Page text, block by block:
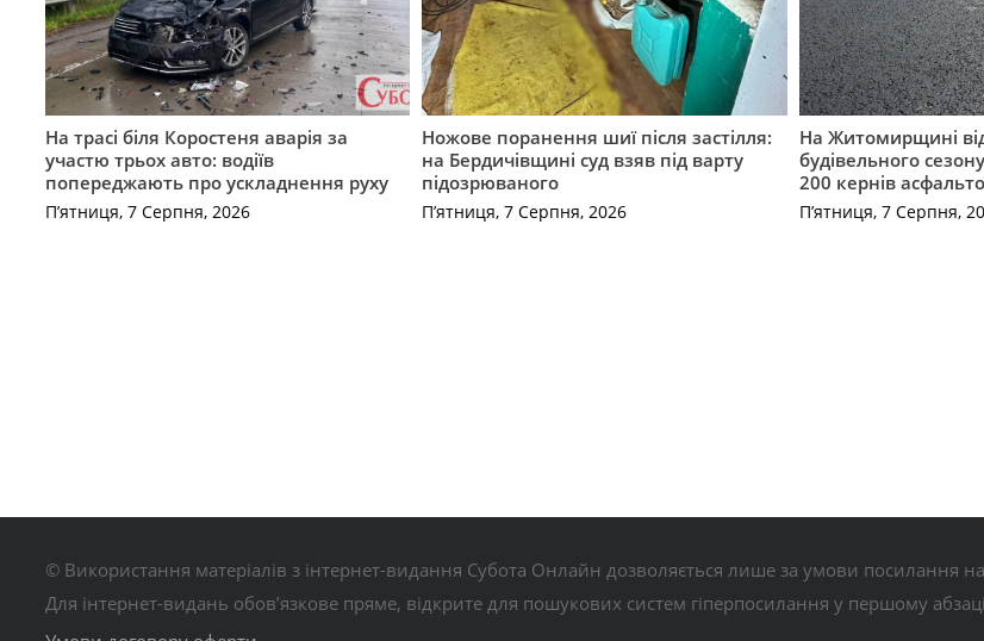
На трасі біля Коростеня аварія за
участю трьох авто: водіїв
попереджають про ускладнення руху
П’ятниця, 7 Серпня, 2026
Ножове поранення шиї після застілля:
на Бердичівщині суд взяв під варту
підозрюваного
П’ятниця, 7 Серпня, 2026
На Житомирщині
будівельного
200 кернів
П’ятниця, 7 Серпня,
© Використання матеріалів з інтернет-видання Субота Онлайн дозволяється лише за умови посилання
Для інтернет-видань обов’язкове пряме, відкрите для пошукових систем гіперпосилання у першому